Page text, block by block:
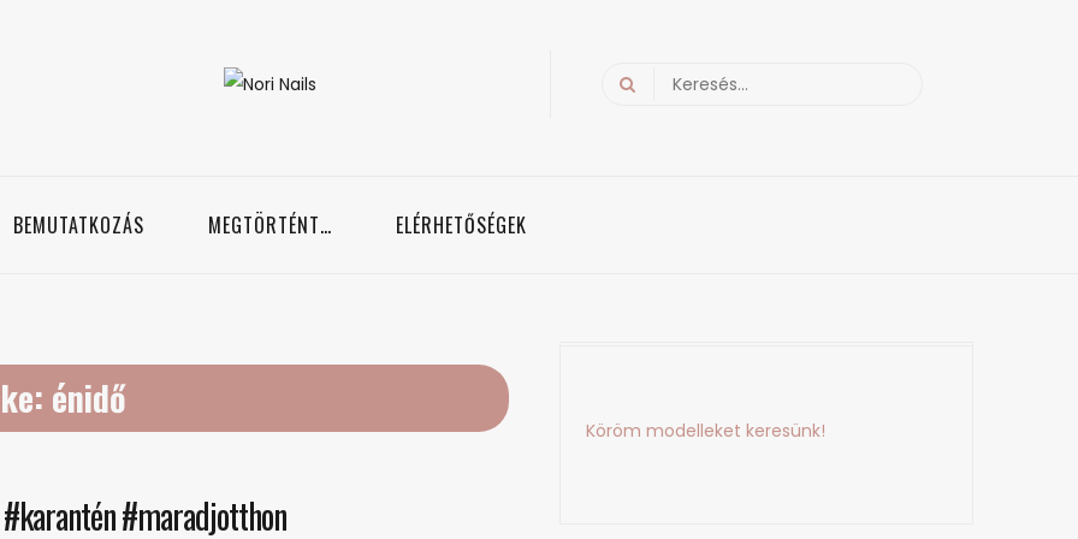
Search
BEMUTATKOZÁS MEGTÖRTÉNT… ELÉRHETŐSÉGEK
énidő
#maradjotthon
Köröm modelleket keresünk!